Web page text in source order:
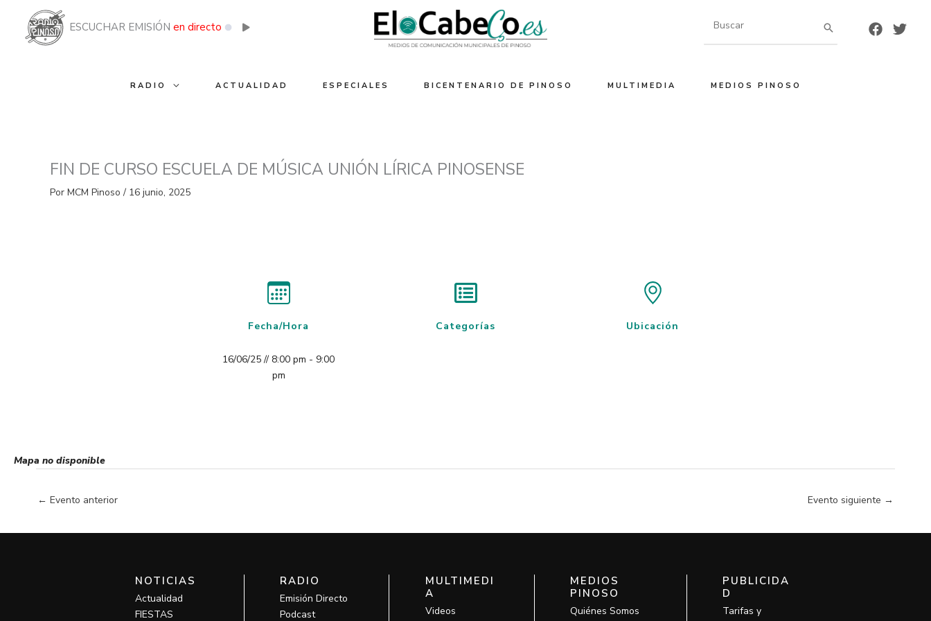
contenido
ESCUCHAR EMISIÓN en directo
por:
RADIO ACTUALIDAD ESPECIALES BICENTENARIO DE PINOSO MULTIMEDIA MEDIOS PINOSO
FIN DE CURSO ESCUELA DE MÚSICA UNIÓN LÍRICA PINOSENSE
Por MCM Pinoso / 16 junio, 2025
Fecha/Hora
16/06/25 // 8:00 pm - 9:00
pm
Categorías Ubicación
Mapa no disponible
← Evento anterior Evento siguiente →
NOTICIAS
Actualidad
FIESTAS
RADIO
Emisión Directo
Podcast
MULTIMEDI
A
Videos
MEDIOS
PINOSO
Quiénes Somos
PUBLICIDA
D
Tarifas y